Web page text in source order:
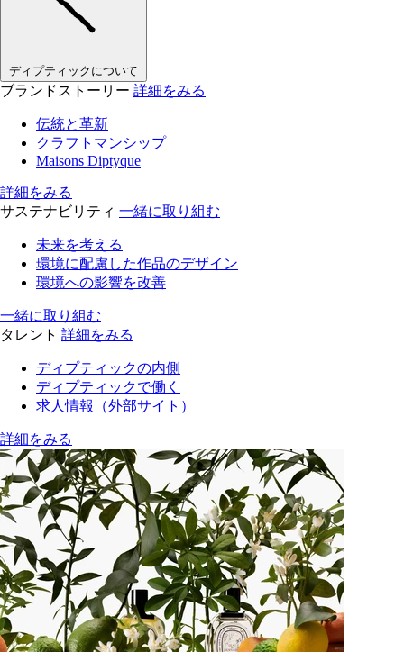
ディプティックについて
ブランドストーリー 詳細をみる
伝統と革新
クラフトマンシップ
Maisons Diptyque
詳細をみる
サステナビリティ 一緒に取り組む
未来を考える
環境に配慮した作品のデザイン
環境への影響を改善
一緒に取り組む
タレント 詳細をみる
ディプティックの内側
ディプティックで働く
求人情報（外部サイト）
詳細をみる